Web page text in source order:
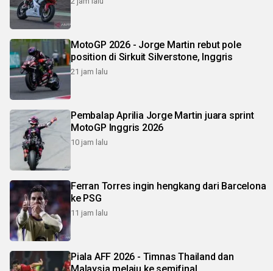
MotoGP 2026 - Jorge Martin rebut pole
position di Sirkuit Silverstone, Inggris
21 jam lalu
Pembalap Aprilia Jorge Martin juara sprint
MotoGP Inggris 2026
10 jam lalu
Ferran Torres ingin hengkang dari Barcelona
ke PSG
11 jam lalu
Piala AFF 2026 - Timnas Thailand dan